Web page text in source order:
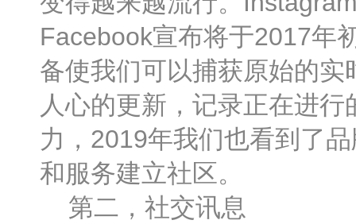
Facebook宣布将于2017年
备使我们可以捕获原始的
人心的更新，记录正在进
力，2019年我们也看到了
和服务建立社区。
第二，社交讯息